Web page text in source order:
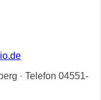
· Telefon 04551-